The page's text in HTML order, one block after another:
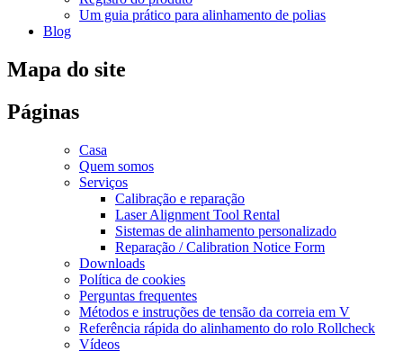
Um guia prático para alinhamento de polias
Blog
Mapa do site
Páginas
Casa
Quem somos
Serviços
Calibração e reparação
Laser Alignment Tool Rental
Sistemas de alinhamento personalizado
Reparação /Calibration Notice Form
Downloads
Política de cookies
Perguntas frequentes
Métodos e instruções de tensão da correia em V
Referência rápida do alinhamento do rolo Rollcheck
Vídeos